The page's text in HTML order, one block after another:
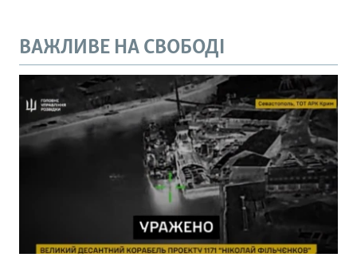
ВАЖЛИВЕ НА СВОБОДІ